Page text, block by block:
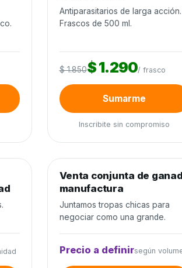
Antiparasitarios de larga acción.
Frascos de 500 ml.
$ 1.850$ 1.290/ frasco
Sumarme
Inscribite sin compromiso
Venta conjunta
Venta conjunta de
manufactura
Juntamos tropas chicas para
negociar como una grande.
Precio a definirsegún